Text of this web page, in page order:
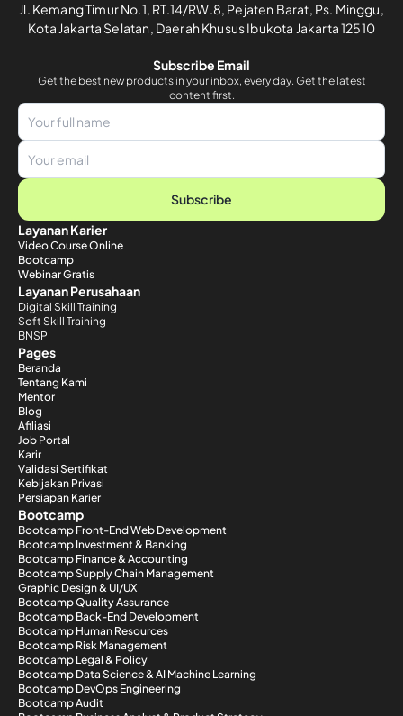
Jl. Kemang Timur No.1, RT.14/RW.8, Pejaten Barat, Ps. Minggu,
Kota Jakarta Selatan, Daerah Khusus Ibukota Jakarta 12510
Subscribe Email
Get the best new products in your inbox, every day. Get the latest
content first.
Subscribe
Layanan Karier
Video Course Online
Bootcamp
Webinar Gratis
Layanan Perusahaan
Digital Skill Training
Soft Skill Training
BNSP
Pages
Beranda
Tentang Kami
Mentor
Blog
Afiliasi
Job Portal
Karir
Validasi Sertifikat
Kebijakan Privasi
Persiapan Karier
Bootcamp
Bootcamp Front-End Web Development
Bootcamp Investment & Banking
Bootcamp Finance & Accounting
Bootcamp Supply Chain Management
Graphic Design & UI/UX
Bootcamp Quality Assurance
Bootcamp Back-End Development
Bootcamp Human Resources
Bootcamp Risk Management
Bootcamp Legal & Policy
Bootcamp Data Science & AI Machine Learning
Bootcamp DevOps Engineering
Bootcamp Audit